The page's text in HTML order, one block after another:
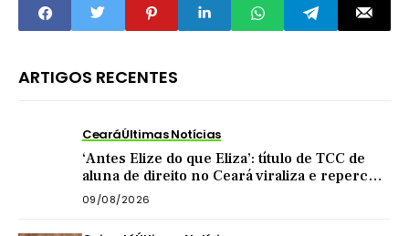
julho
em São Benedito
ARTIGOS RECENTES
CearáÚltimas Notícias
‘Antes Elize do que Eliza’: título de TCC de
aluna de direito no Ceará viraliza e repercute
nas redes
09/08/2026